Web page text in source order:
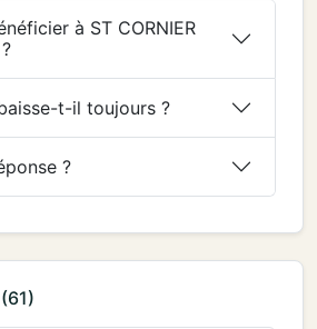
à ST CORNIER
t-il toujours ?
?